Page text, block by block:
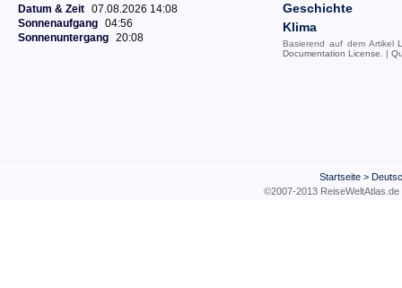
Datum & Zeit 07.08.2026 14:08
Sonnenaufgang 04:56
Sonnenuntergang 20:08
Geschichte
Klima
Basierend auf dem Artikel
Documentation License . |
Startseite >
©2007-2013